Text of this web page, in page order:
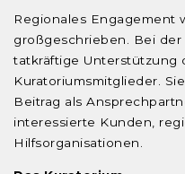
Regionales Engagement
großgeschrieben. Bei
tatkräftige Unterstützung
Kuratoriumsmitglieder.
Beitrag als
interessierte Kunden,
Hilfsorganisationen.